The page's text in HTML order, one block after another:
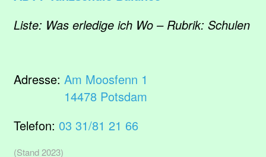
Liste: Was erledige ich Wo – Rubrik: Schulen
Adresse: Am Moosfenn 1
14478 Potsdam
Telefon: 03 31/81 21 66
(Stand 2023)